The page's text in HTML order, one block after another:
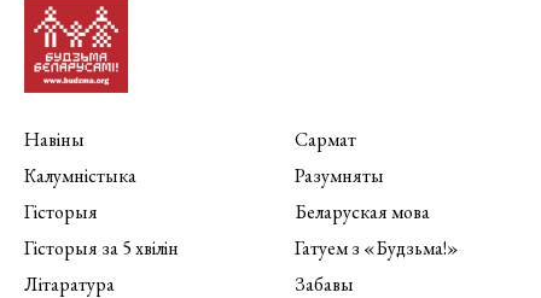
Навіны
Калумністыка
Гісторыя
Гісторыя за 5 хвілін
Літаратура
Сармат
Разумняты
Беларуская мова
Гатуем з «Будзьма!»
Забавы